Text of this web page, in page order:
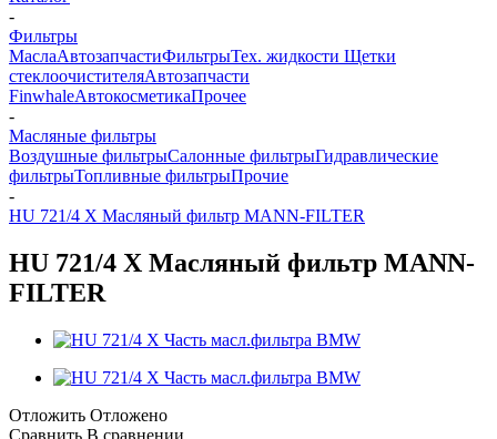
-
Фильтры
МаслаАвтозапчастиФильтрыТех. жидкости Щетки
стеклоочистителяАвтозапчасти
FinwhaleАвтокосметикаПрочее
-
Масляные фильтры
Воздушные фильтрыСалонные фильтрыГидравлические
фильтрыТопливные фильтрыПрочие
-
HU 721/4 X Масляный фильтр MANN-FILTER
HU 721/4 X Масляный фильтр MANN-
FILTER
Отложить Отложено
Сравнить В сравнении